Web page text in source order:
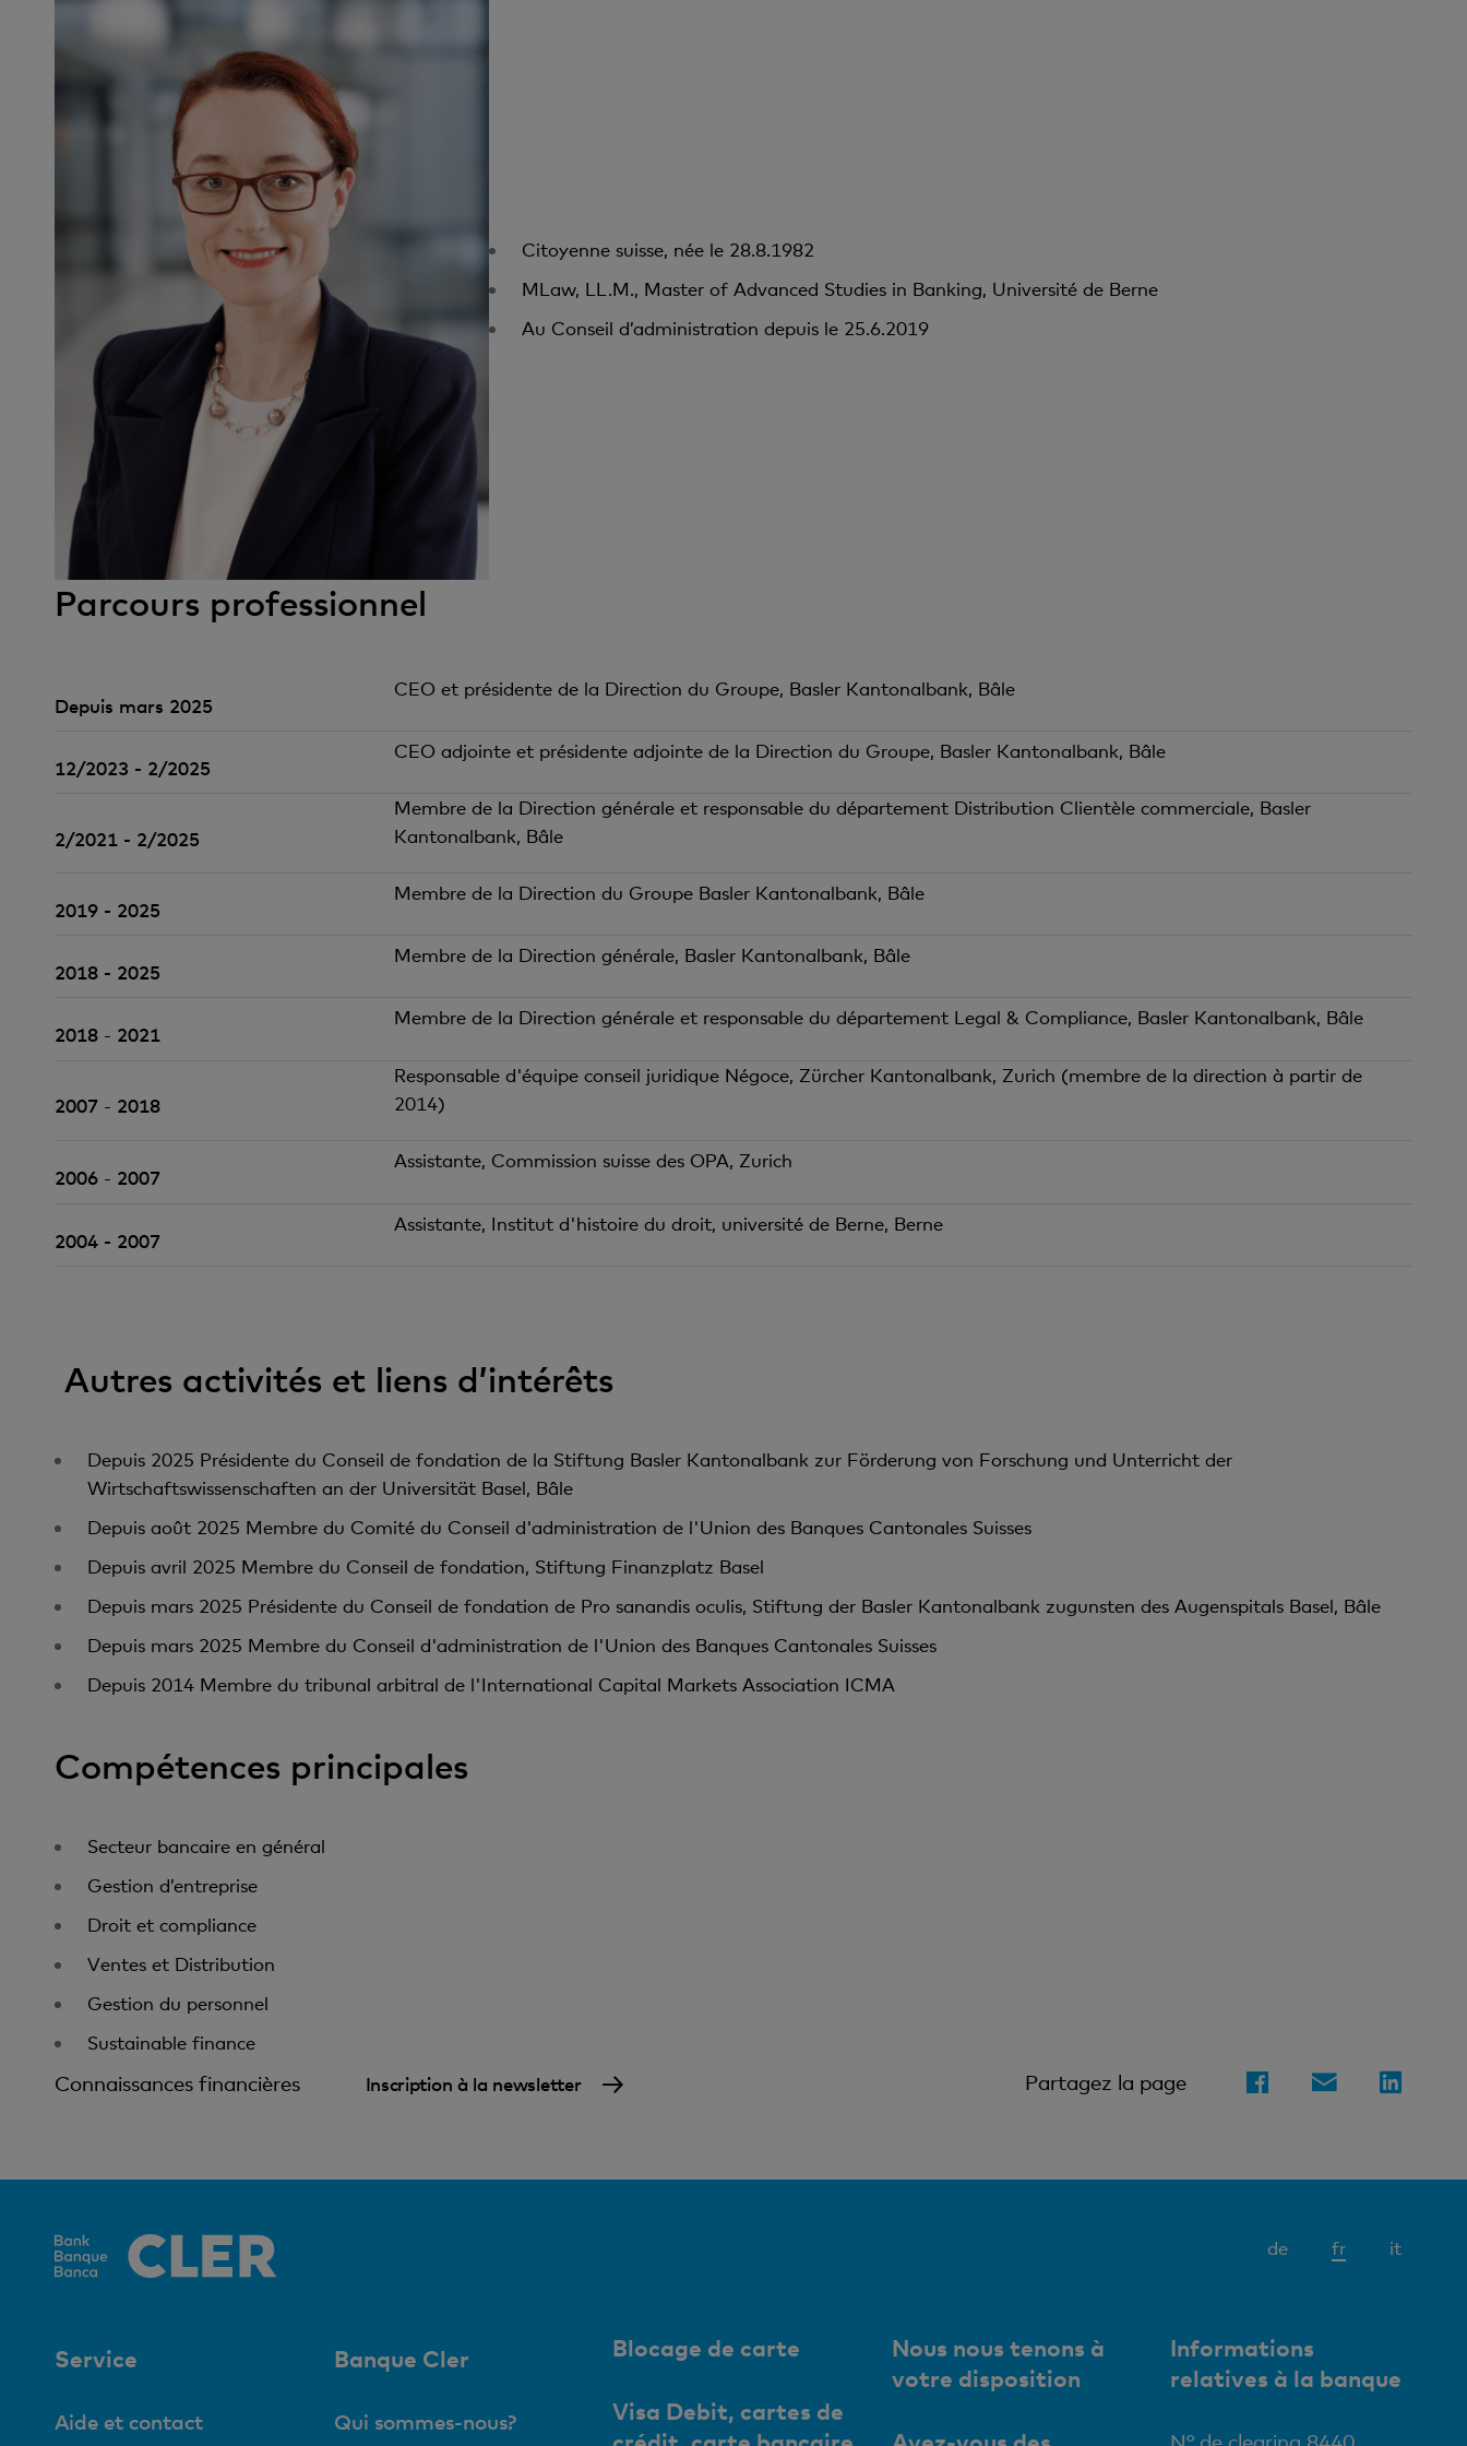
Citoyenne suisse, née le 28.8.1982
MLaw, LL.M., Master of Advanced Studies in Banking, Université de Berne
Au Conseil d’administration depuis le 25.6.2019
Parcours professionnel
Depuis mars 2025
CEO et présidente de la Direction du Groupe, Basler Kantonalbank, Bâle
12/2023 - 2/2025
CEO adjointe et présidente adjointe de la Direction du Groupe, Basler Kantonalbank, Bâle
2/2021 - 2/2025
Membre de la Direction générale et responsable du département Distribution Clientèle commerciale, Basler
Kantonalbank, Bâle
2019 - 2025
Membre de la Direction du Groupe Basler Kantonalbank, Bâle
2018 - 2025
Membre de la Direction générale, Basler Kantonalbank, Bâle
2018 - 2021
Membre de la Direction générale et responsable du département Legal & Compliance, Basler Kantonalbank, Bâle
2007 - 2018
Responsable d'équipe conseil juridique Négoce, Zürcher Kantonalbank, Zurich (membre de la direction à partir de
2014)
2006 - 2007
Assistante, Commission suisse des OPA, Zurich
2004 - 2007
Assistante, Institut d'histoire du droit, université de Berne, Berne
Autres activités et liens d’intérêts
Depuis 2025 Présidente du Conseil de fondation de la Stiftung Basler Kantonalbank zur Förderung von Forschung und Unterricht der
Wirtschaftswissenschaften an der Universität Basel, Bâle
Depuis août 2025 Membre du Comité du Conseil d'administration de l'Union des Banques Cantonales Suisses
Depuis avril 2025 Membre du Conseil de fondation, Stiftung Finanzplatz Basel
Depuis mars 2025 Présidente du Conseil de fondation de Pro sanandis oculis, Stiftung der Basler Kantonalbank zugunsten des Augenspitals Basel, Bâle
Depuis mars 2025 Membre du Conseil d'administration de l'Union des Banques Cantonales Suisses
Depuis 2014 Membre du tribunal arbitral de l'International Capital Markets Association ICMA
Compétences principales
Secteur bancaire en général
Gestion d’entreprise
Droit et compliance
Ventes et Distribution
Gestion du personnel
Sustainable finance
Connaissances financières Inscription à la newsletter Partagez la page
de frElément
it
Service
Aide et contact
Banque Cler
Qui sommes-nous?
Blocage de carte
Visa Debit, cartes de
Nous nous tenons à
votre disposition
Informations
relatives à la banque
N° de clearing 8440